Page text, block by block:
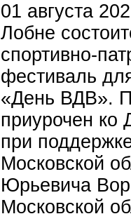
01 августа
Лобне
спортивно-
фестиваль
«День ВДВ».
приурочен
при
Московской
Юрьевича
Московской